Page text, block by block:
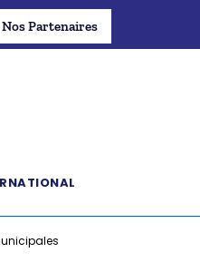
Nos Partenaires